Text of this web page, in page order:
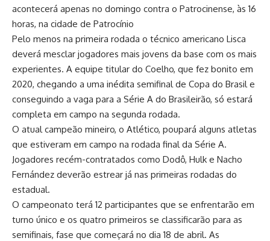
acontecerá apenas no domingo contra o Patrocinense, às 16
horas, na cidade de Patrocínio
Pelo menos na primeira rodada o técnico americano Lisca
deverá mesclar jogadores mais jovens da base com os mais
experientes. A equipe titular do Coelho, que fez bonito em
2020, chegando a uma inédita semifinal de Copa do Brasil e
conseguindo a vaga para a Série A do Brasileirão, só estará
completa em campo na segunda rodada.
O atual campeão mineiro, o Atlético, poupará alguns atletas
que estiveram em campo na rodada final da Série A.
Jogadores recém-contratados como Dodô, Hulk e Nacho
Fernández deverão estrear já nas primeiras rodadas do
estadual.
O campeonato terá 12 participantes que se enfrentarão em
turno único e os quatro primeiros se classificarão para as
semifinais, fase que começará no dia 18 de abril. As